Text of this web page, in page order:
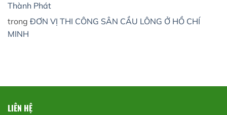
Thành Phát
trong ĐƠN VỊ THI CÔNG SÂN CẦU LÔNG Ở HỒ CHÍ
MINH
LIÊN HỆ